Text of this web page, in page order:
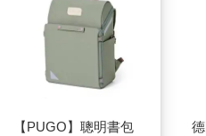
樣的精神，這些擁有真實人生經
貴的感情指引……
（精彩待續）
【PUGO】聰明書包